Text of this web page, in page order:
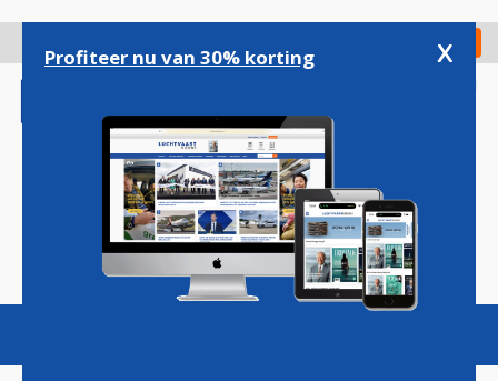
gaan
Check in
Magazine Podcasts Vacatures
Profiteer nu van 30% korting x